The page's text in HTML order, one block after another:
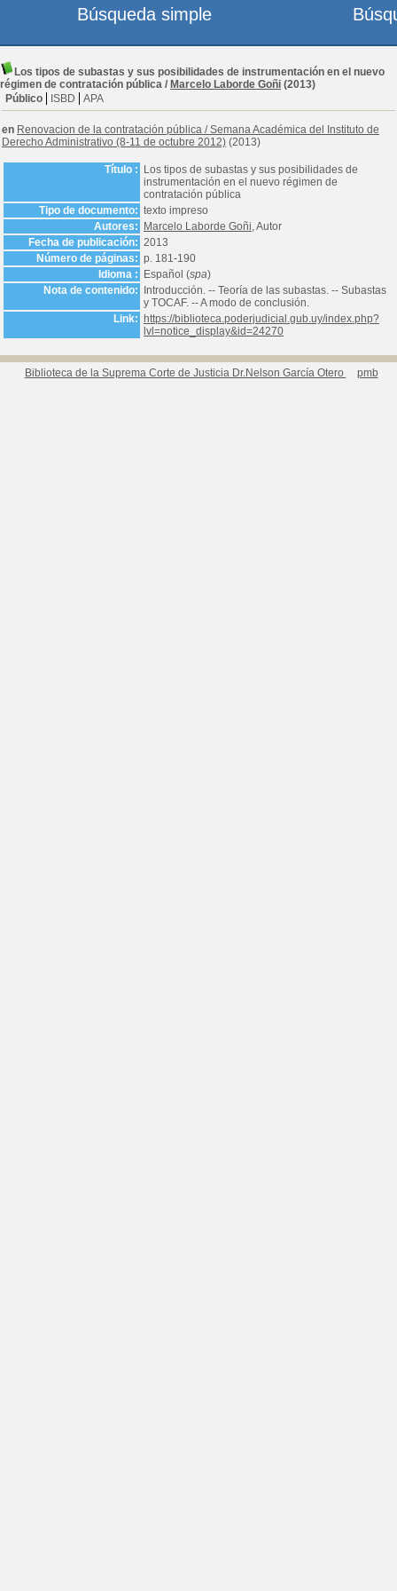
Los tipos de subastas y sus posibilidades de instrumentación en el nuevo
régimen de contratación pública / Marcelo Laborde Goñi (2013)
Público
ISBD APA
en Renovacion de la contratación pública /Semana Académica del Instituto de
Derecho Administrativo (8-11 de octubre 2012) (2013)
Título :
Los tipos de subastas y sus posibilidades de
instrumentación en el nuevo régimen de
contratación pública
Tipo de documento: texto impreso
Autores:
Marcelo Laborde Goñi, Autor
Fecha de publicación: 2013
Número de páginas: p. 181-190
Idioma :
Español (spa)
Nota de contenido:
Introducción. -- Teoría de las subastas. -- Subastas
y TOCAF. -- A modo de conclusión.
Link:
https://biblioteca.poderjudicial.gub.uy/index.php?
lvl=notice_display&id=24270
Biblioteca de la Suprema Corte de Justicia Dr.Nelson García Otero pmb
Búsqueda simple